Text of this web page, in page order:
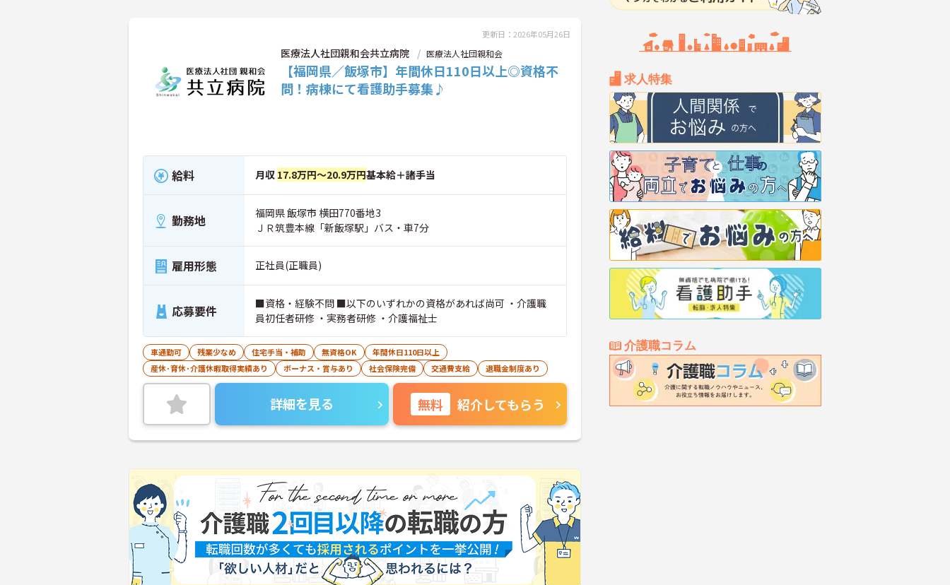
求人特集
介護職コラム
更新日：2026年05月26日
医療法人社団親和会共立病院 医療法人社団親和会
【福岡県／飯塚市】年間休日110日以上◎資格不
問！病棟にて看護助手募集♪
給料 月収 17.8万円～20.9万円基本給＋諸手当
勤務地
福岡県 飯塚市 横田770番地3
ＪＲ筑豊本線「新飯塚駅」バス・車7分
雇用形態 正社員(正職員)
応募要件
■資格・経験不問 ■以下のいずれかの資格があれば尚可 ・介護職
員初任者研修 ・実務者研修 ・介護福祉士
車通勤可 残業少なめ 住宅手当・補助 無資格OK
年間休日110日以上
産休･育休･介護休暇取得実績あり
ボーナス・賞与あり 社会保険完備 交通費支給 退職金制度あり
詳細を見る 無料 紹介してもらう